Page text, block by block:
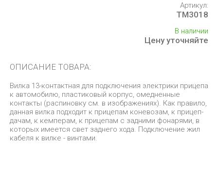
ОПИСАНИЕ ТОВАРА:
Вилка 13-контактная для подключения электрики прицепа
к автомобилю, пластиковый корпус, омедненные
контакты (распиновку см. в изображениях). Как правило,
данная вилка подходит к прицепам коневозам, к прицеп-
дачам, к кемперам, к прицепам с задними фонарями, в
которых имеется свет заднего хода. Подключение жил
кабеля к вилке - винтами.
Артикул:
TM3018
В наличии
Цену уточняйте